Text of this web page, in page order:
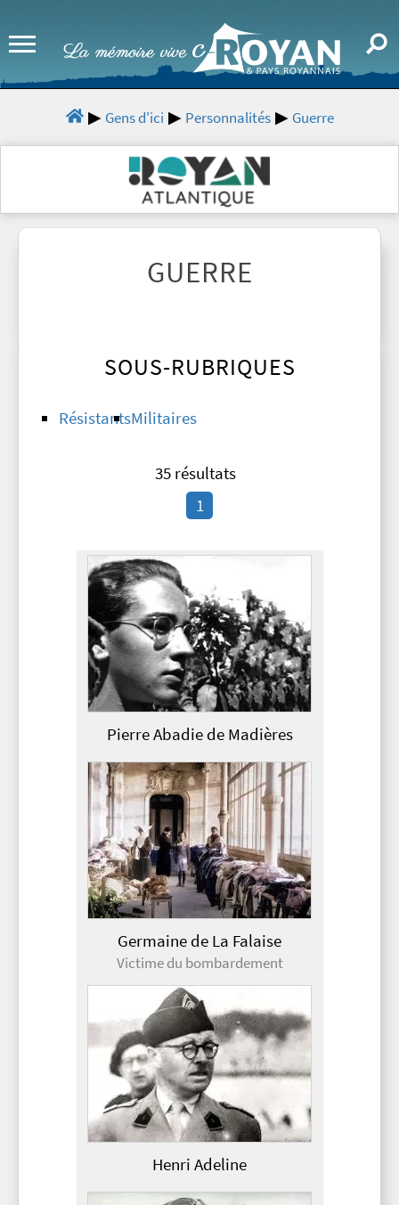
Gens d'ici Personnalités Guerre
GUERRE
SOUS-RUBRIQUES
RésistantsMilitaires
35 résultats
1
Pierre Abadie de Madières
Germaine de La Falaise
Victime du bombardement
Henri Adeline